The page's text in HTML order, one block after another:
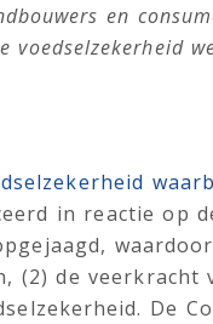
en
voedselzekerheid
in reactie op
(2) de veerkracht
De